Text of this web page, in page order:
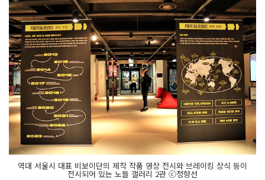
역대 서울시 대표 비보이단의 제작 작품 영상 전시와 브레이킹 상식 등이
전시되어 있는 노들 갤러리 2관 ⓒ정향선